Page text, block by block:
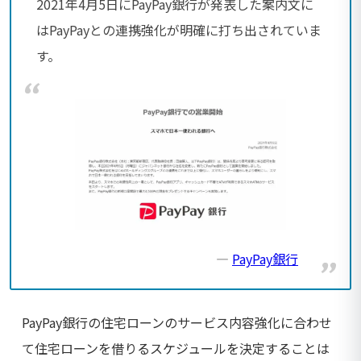
2021年4月5日にPayPay銀行が発表した案内文に
はPayPayとの連携強化が明確に打ち出されていま
す。
PayPay銀行
PayPay銀行の住宅ローンのサービス内容強化に合わせ
て住宅ローンを借りるスケジュールを決定することは